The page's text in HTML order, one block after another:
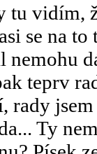
tu vidím,
se na to
nemohu
teprv
rady
Ty